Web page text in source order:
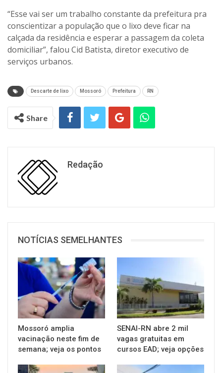
“Esse vai ser um trabalho constante da prefeitura pra
conscientizar a população que o lixo deve ficar na
calçada da residência e esperar a passagem da coleta
domiciliar”, falou Cid Batista, diretor executivo de
serviços urbanos.
Descarte de lixo Mossoró Prefeitura RN
Share
Redação
NOTÍCIAS SEMELHANTES
Mossoró amplia
vacinação neste fim de
semana; veja os pontos
SENAI-RN abre 2 mil
vagas gratuitas em
cursos EAD; veja opções